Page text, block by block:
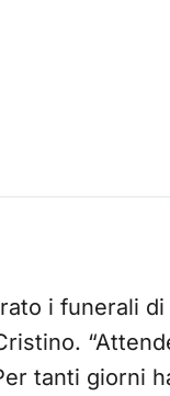
i funerali di
tanti giorni